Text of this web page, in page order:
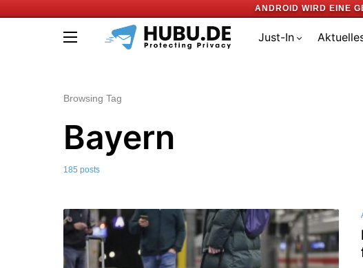
ANDROID WIRD EINE
Just-In
Browsing Tag
Bayern
185 posts